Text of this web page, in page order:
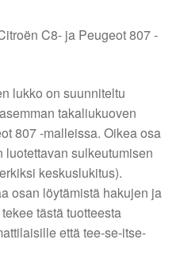
C8- ja Peugeot 807 -
lukko on suunniteltu
takaliukuoven
807 -malleissa. Oikea osa
luotettavan sulkeutumisen
keskuslukitus).
osan löytämistä hakujen ja
tästä tuotteesta
että tee-se-itse-